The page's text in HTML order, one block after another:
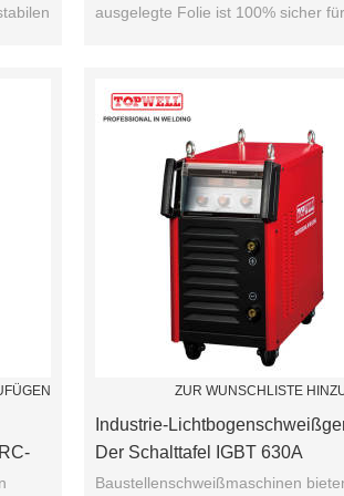
ausgelegte Folie ist 100% sicher für
ZUR WUNSCHLISTE
Industrie-
Der Schalttafel IGBT 630A
Baustellenschweißmaschinen